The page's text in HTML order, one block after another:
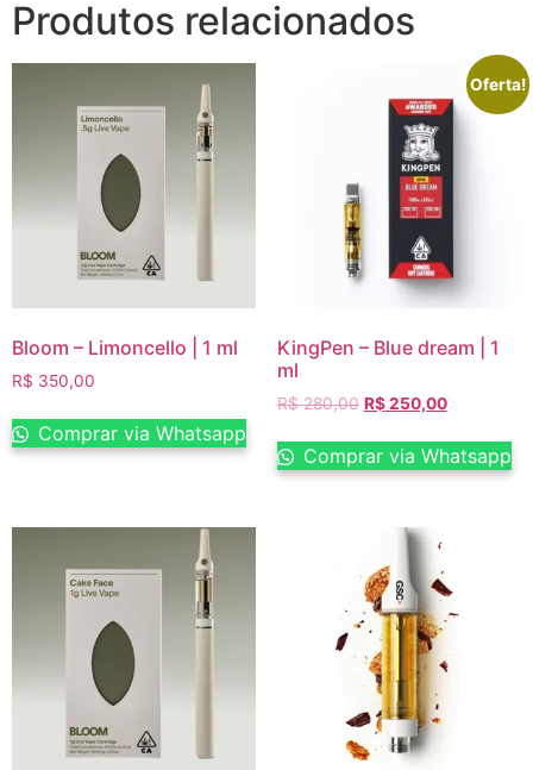
Produtos relacionados
Bloom – Limoncello | 1 ml
R$ 350,00
Comprar via Whatsapp
Oferta!
KingPen – Blue dream | 1
ml
R$280,00 R$250,00
Comprar via Whatsapp